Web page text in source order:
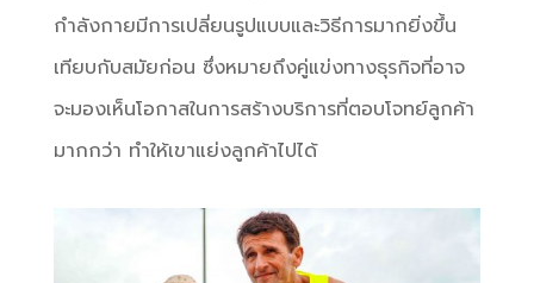
กำลังกายมีการเปลี่ยนรูปแบบและวิธีการมากยิ่งขึ้น
เทียบกับสมัยก่อน ซึ่งหมายถึงคู่แข่งทางธุรกิจที่อาจ
จะมองเห็นโอกาสในการสร้างบริการที่ตอบโจทย์ลูกค้า
มากกว่า ทำให้เขาแย่งลูกค้าไปได้